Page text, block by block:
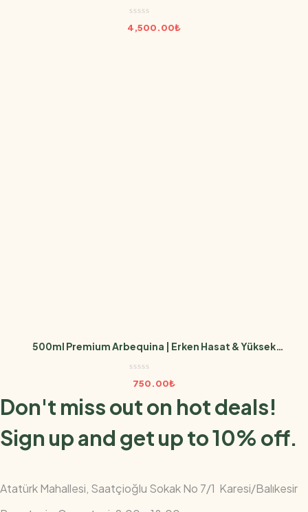
4,500.00₺
500ml Premium Arbequina | Erken Hasat & Yüksek
750.00₺
Don't miss out on hot deals!
Sign up and get up to 10% off.
Atatürk Mahallesi, Saatçioğlu Sokak No 7/1 Karesi/Balıkesir